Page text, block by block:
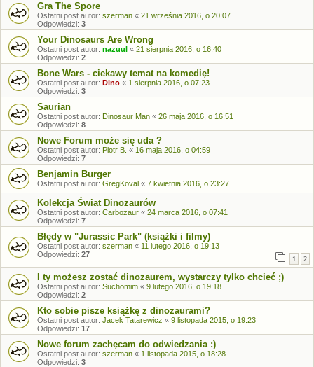
Gra The Spore
Ostatni post autor: szerman « 21 września 2016, o 20:07
Odpowiedzi: 3
Your Dinosaurs Are Wrong
Ostatni post autor: nazuul « 21 sierpnia 2016, o 16:40
Odpowiedzi: 2
Bone Wars - ciekawy temat na komedię!
Ostatni post autor: Dino « 1 sierpnia 2016, o 07:23
Odpowiedzi: 3
Saurian
Ostatni post autor: Dinosaur Man « 26 maja 2016, o 16:51
Odpowiedzi: 8
Nowe Forum może się uda ?
Ostatni post autor: Piotr B. « 16 maja 2016, o 04:59
Odpowiedzi: 7
Benjamin Burger
Ostatni post autor: GregKoval « 7 kwietnia 2016, o 23:27
Kolekcja Świat Dinozaurów
Ostatni post autor: Carbozaur « 24 marca 2016, o 07:41
Odpowiedzi: 7
Błędy w "Jurassic Park" (książki i filmy)
Ostatni post autor: szerman « 11 lutego 2016, o 19:13
Odpowiedzi: 27 1 2
I ty możesz zostać dinozaurem, wystarczy tylko chcieć ;)
Ostatni post autor: Suchomim « 9 lutego 2016, o 19:18
Odpowiedzi: 2
Kto sobie pisze książkę z dinozaurami?
Ostatni post autor: Jacek Tatarewicz « 9 listopada 2015, o 19:23
Odpowiedzi: 17
Nowe forum zachęcam do odwiedzania :)
Ostatni post autor: szerman « 1 listopada 2015, o 18:28
Odpowiedzi: 3